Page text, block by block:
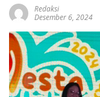
Redaksi
Desember 6, 2024